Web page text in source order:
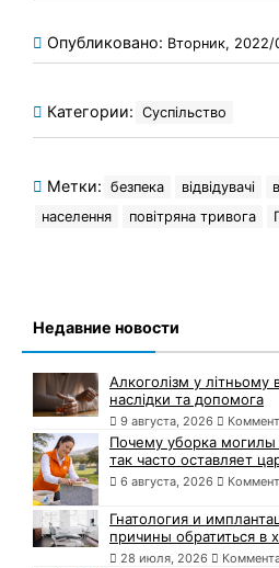
Опубликовано: Вторник,
Категории: Суспільство
Метки: безпека відвідувачі
населення
повітряна тривога
Недавние новости
Алкоголізм у літньому
наслідки та допомога
9 августа, 2026
Почему уборка
так часто оставляет
6 августа, 2026
Гнатология и
причины обратиться в
28 июля, 2026